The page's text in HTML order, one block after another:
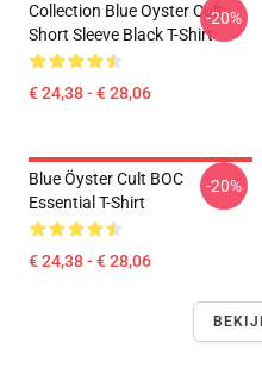
Collection Blue Oyster Cult
Short Sleeve Black T-Shirt
€ 24,38 - € 28,06
-20%
Blue Öyster Cult BOC
Essential T-Shirt
€ 24,38 - € 28,06
-20%